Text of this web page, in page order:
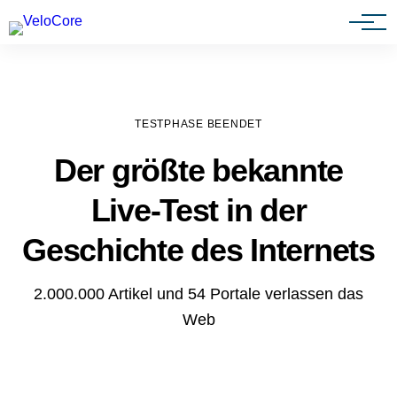
Agenturen & Webdesigner
TESTPHASE BEENDET
Der größte bekannte
Live-Test in der
Geschichte des Internets
2.000.000 Artikel und 54 Portale verlassen das
Web